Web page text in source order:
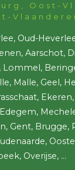
Oost-
Oud-
Aarschot,
Lommel,
Malle, Geel,
Gent, Brugge,
Overijse, ...